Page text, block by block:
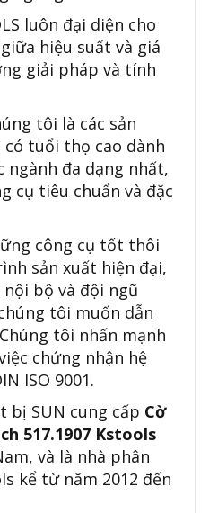
luôn đại diện cho
hiệu suất và giá
giải pháp và tính
tôi là các sản
tuổi thọ cao dành
ngành đa dạng nhất,
cụ tiêu chuẩn và đặc
công cụ tốt thôi
sản xuất hiện đại,
bộ và đội ngũ
tôi muốn dẫn
tôi nhấn mạnh
chứng nhận hệ
ISO 9001.
bị SUN cung cấp Cờ
517.1907 Kstools
và là nhà phân
kể từ năm 2012 đến